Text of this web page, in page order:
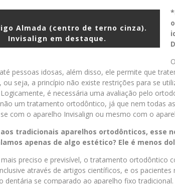
Almada (centro de terno cinza).
Invisalign em destaque.
pessoas idosas, além disso, ele permite que
ou seja, a princípio não existe restrições para se
é necessária uma avaliação pelo
um tratamento ortodôntico, já que nem todas
com o aparelho Invisalign ou mesmo com o
tradicionais aparelhos ortodônticos, esse
apenas de algo estético? Ele é menos
preciso e previsível, o tratamento ortodôntico
através de artigos científicos, e os
dentária se comparado ao aparelho fixo